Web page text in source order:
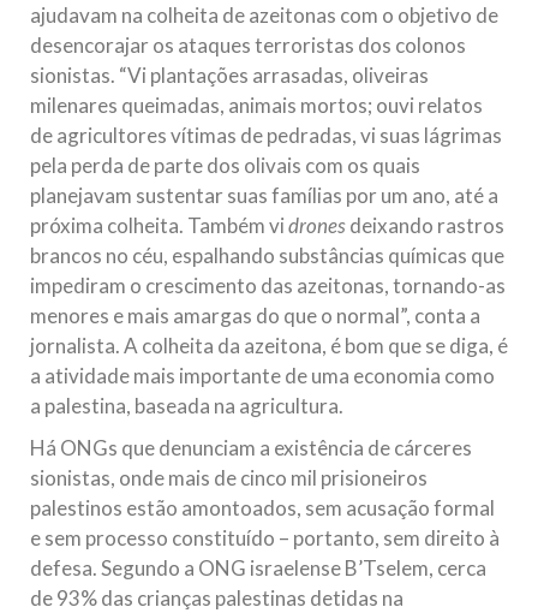
ajudavam na colheita de azeitonas com o objetivo de
desencorajar os ataques terroristas dos colonos
sionistas. “Vi plantações arrasadas, oliveiras
milenares queimadas, animais mortos; ouvi relatos
de agricultores vítimas de pedradas, vi suas lágrimas
pela perda de parte dos olivais com os quais
planejavam sustentar suas famílias por um ano, até a
próxima colheita. Também vidronesdeixando rastros
brancos no céu, espalhando substâncias químicas que
impediram o crescimento das azeitonas, tornando-as
menores e mais amargas do que o normal”, conta a
jornalista. A colheita da azeitona, é bom que se diga, é
a atividade mais importante de uma economia como
a palestina, baseada na agricultura.
Há ONGs que denunciam a existência de cárceres
sionistas, onde mais de cinco mil prisioneiros
palestinos estão amontoados, sem acusação formal
e sem processo constituído – portanto, sem direito à
defesa. Segundo a ONG israelense B’Tselem, cerca
de 93% das crianças palestinas detidas na